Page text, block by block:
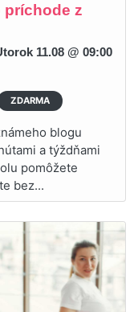
z
11.08 @ 09:00
ZDARMA
blogu
a týždňami
pomôžete
bez...